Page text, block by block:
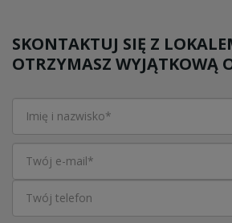
SKONTAKTUJ SIĘ Z
OTRZYMASZ WYJĄTKOWĄ